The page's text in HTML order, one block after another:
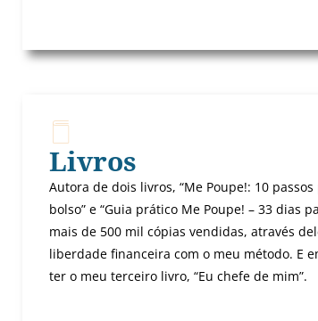
Livros
Autora de dois livros, “Me Poupe!: 10
bolso” e “Guia prático Me Poupe! – 33 dias
mais de 500 mil cópias vendidas, através
liberdade financeira com o meu método. E
ter o meu terceiro livro, “Eu chefe de mim”.